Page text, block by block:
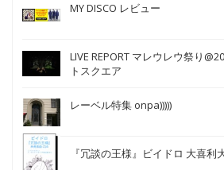
MY DISCO レビュー
LIVE REPORT マレウレウ祭り
トスクエア
レーベル特集 onpa)))))
『冗談の王様』ビイドロ 大喜利